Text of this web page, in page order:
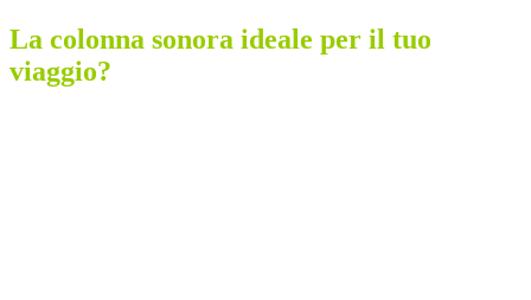
La colonna sonora ideale per il tuo
viaggio?